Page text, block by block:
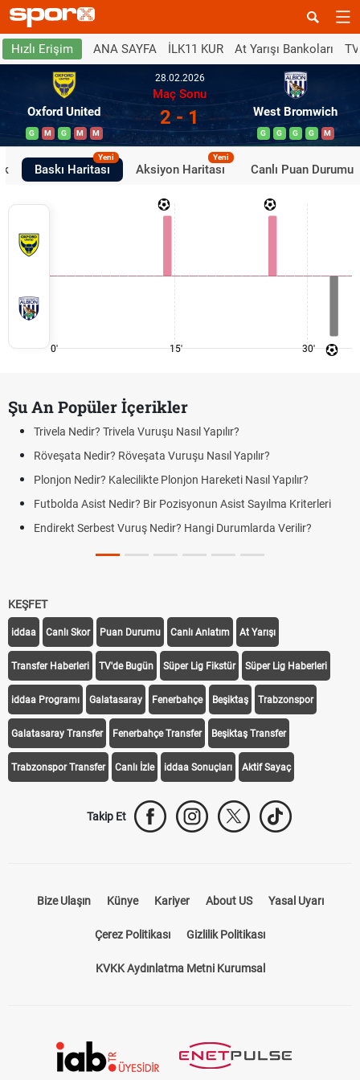
Hızlı Erişim ANA SAYFA İLK11 KUR At Yarışı Bankoları
Oxford United
G M G M M
28.02.2026
Maç Sonu
2 - 1 West Bromwich
G G G G M
Baskı Haritası
Yeni
Aksiyon Haritası
Yeni
Canlı Puan Durumu
0' 15' 30'
Şu An Popüler İçerikler
Trivela Nedir? Trivela Vuruşu Nasıl Yapılır?
Röveşata Nedir? Röveşata Vuruşu Nasıl Yapılır?
Plonjon Nedir? Kalecilikte Plonjon Hareketi Nasıl Yapılır?
Futbolda Asist Nedir? Bir Pozisyonun Asist Sayılma Kriterleri
Endirekt Serbest Vuruş Nedir? Hangi Durumlarda Verilir?
KEŞFET
iddaa Canlı Skor Puan Durumu Canlı Anlatım At Yarışı
Transfer Haberleri TV'de Bugün Süper Lig Fikstür Süper Lig Haberleri
iddaa Programı Galatasaray Fenerbahçe Beşiktaş Trabzonspor
Galatasaray Transfer Fenerbahçe Transfer Beşiktaş Transfer
Trabzonspor Transfer Canlı İzle iddaa Sonuçları Aktif Sayaç
Takip Et
Bize Ulaşın Künye Kariyer About US Yasal Uyarı
Çerez Politikası Gizlilik Politikası
KVKK Aydınlatma Metni Kurumsal